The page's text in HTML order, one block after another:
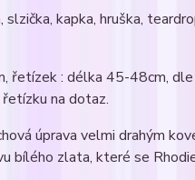
kapka, hruška,
řetízek : délka 45-48cm,
na dotaz.
úprava velmi drahým
bílého zlata, které se